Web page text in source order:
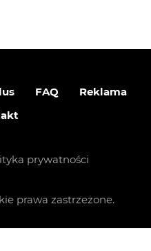
FAQ
Reklama
prywatności
prawa zastrzeżone.